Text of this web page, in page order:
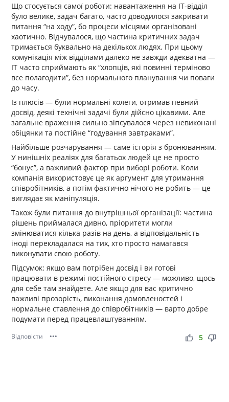
Що стосується самої роботи: навантаження на IT-відділ
було велике, задач багато, часто доводилося закривати
питання “на ходу”, бо процеси місцями організовані
хаотично. Відчувалося, що частина критичних задач
тримається буквально на декількох людях. При цьому
комунікація між відділами далеко не завжди адекватна —
IT часто сприймають як “хлопців, які повинні терміново
все полагодити”, без нормального планування чи поваги
до часу.
Із плюсів — були нормальні колеги, отримав певний
досвід, деякі технічні задачі були дійсно цікавими. Але
загальне враження сильно зіпсувалося через невиконані
обіцянки та постійне “годування завтраками”.
Найбільше розчарування — саме історія з бронюванням.
У нинішніх реаліях для багатьох людей це не просто
“бонус”, а важливий фактор при виборі роботи. Коли
компанія використовує це як аргумент для утримання
співробітників, а потім фактично нічого не робить — це
виглядає як маніпуляція.
Також були питання до внутрішньої організації: частина
рішень приймалася дивно, пріоритети могли
змінюватися кілька разів на день, а відповідальність
іноді перекладалася на тих, хто просто намагався
виконувати свою роботу.
Підсумок: якщо вам потрібен досвід і ви готові
працювати в режимі постійного стресу — можливо, щось
для себе там знайдете. Але якщо для вас критично
важливі прозорість, виконання домовленостей і
нормальне ставлення до співробітників — варто добре
подумати перед працевлаштуванням.
Відповісти ••• thumb_up thumb_down
5